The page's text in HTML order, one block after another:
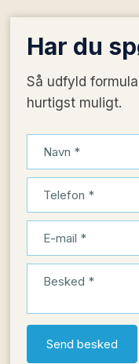
Har du
Så udfyld
hurtigst muligt.